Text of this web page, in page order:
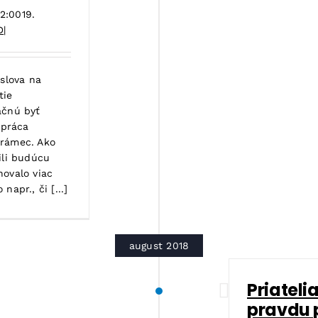
19.
|
na
byť
Ako
budúcu
viac
napr., či [...]
august 2018
pravdu